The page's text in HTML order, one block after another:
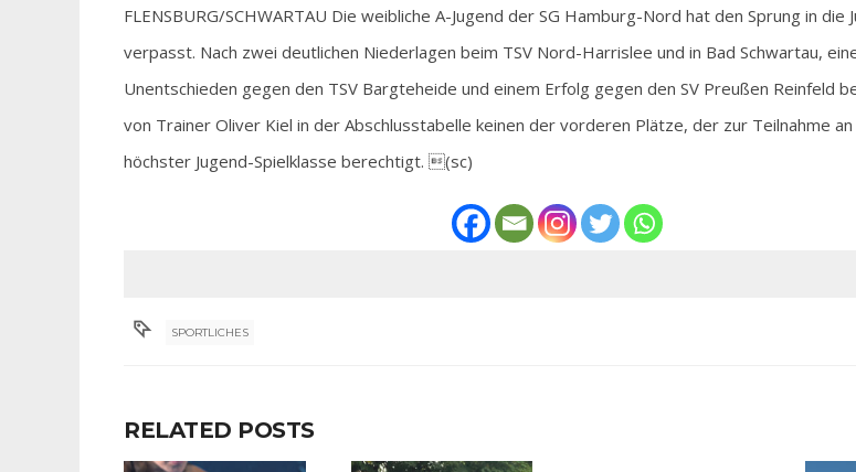
FLENSBURG/SCHWARTAU Die weibliche A-Jugend der SG Hamburg-Nord hat den Sprung in die
verpasst. Nach zwei deutlichen Niederlagen beim TSV Nord-Harrislee und in Bad Schwartau,
Unentschieden gegen den TSV Bargteheide und einem Erfolg gegen den SV Preußen Reinfeld
von Trainer Oliver Kiel in der Abschlusstabelle keinen der vorderen Plätze, der zur Teilnahme
höchster Jugend-Spielklasse berechtigt. (sc)
SPORTLICHES
RELATED POSTS